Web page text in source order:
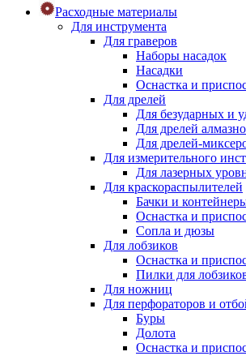
Расходные материалы
Для инструмента
Для граверов
Наборы насадок
Насадки
Оснастка и
Для дрелей
Для безударных и
Для дрелей
Для дрелей-
Для измерительного
Для лазерных
Для краскораспылителей
Бачки и
Оснастка и
Сопла и дюзы
Для лобзиков
Оснастка и
Пилки для
Для ножниц
Для перфораторов и
Буры
Долота
Оснастка и